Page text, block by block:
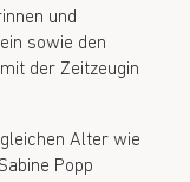
und
sowie den
der Zeitzeugin
Alter wie
Popp